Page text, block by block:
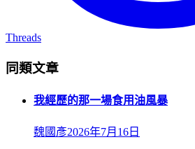
Threads
同類文章
我經歷的那一場食用油風暴
魏國彥2026年7月16日